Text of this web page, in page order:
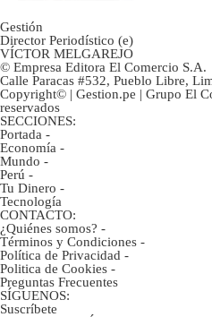
Gestión
Director Periodístico (e)
VÍCTOR MELGAREJO
© Empresa Editora El Comercio S.A.
Calle Paracas #532, Pueblo Libre,
Copyright© | Gestion.pe | Grupo El
reservados
SECCIONES:
Portada -
Economía -
Mundo -
Perú -
Tu Dinero -
Tecnología
CONTACTO:
¿Quiénes somos? -
Términos y Condiciones -
Política de Privacidad -
Politica de Cookies -
Preguntas Frecuentes
SÍGUENOS:
Suscríbete